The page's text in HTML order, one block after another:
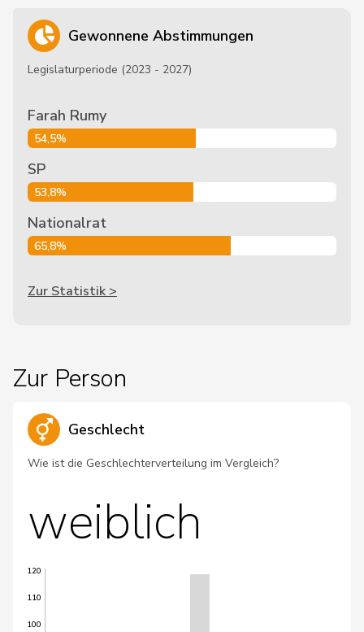
Gewonnene Abstimmungen
Legislaturperiode (2023 - 2027)
Farah Rumy
54,5%
SP
53,8%
Nationalrat
65,8%
Zur Statistik >
Zur Person
Geschlecht
Wie ist die Geschlechterverteilung im Vergleich?
weiblich
100
110
120